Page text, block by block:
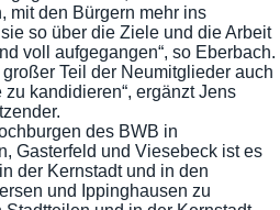
mit den Bürgern mehr ins
so über die Ziele und die Arbeit
voll aufgegangen“, so Eberbach.
Teil der Neumitglieder auch
kandidieren“, ergänzt Jens
des BWB in
Gasterfeld und Viesebeck ist es
der Kernstadt und in den
und Ippinghausen zu